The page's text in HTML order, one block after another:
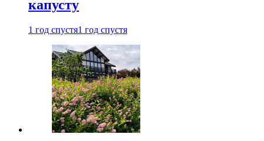
капусту
1 год спустя1 год спустя